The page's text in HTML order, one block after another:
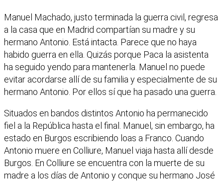
Manuel Machado, justo terminada la guerra civil, regresa
a la casa que en Madrid compartían su madre y su
hermano Antonio. Está intacta. Parece que no haya
habido guerra en ella. Quizás porque Paca la asistenta
ha seguido yendo para mantenerla. Manuel no puede
evitar acordarse allí de su familia y especialmente de su
hermano Antonio. Por ellos sí que ha pasado una guerra.
Situados en bandos distintos Antonio ha permanecido
fiel a la República hasta el final. Manuel, sin embargo, ha
estado en Burgos escribiendo loas a Franco. Cuando
Antonio muere en Colliure, Manuel viaja hasta allí desde
Burgos. En Colliure se encuentra con la muerte de su
madre a los días de Antonio y conque su hermano José